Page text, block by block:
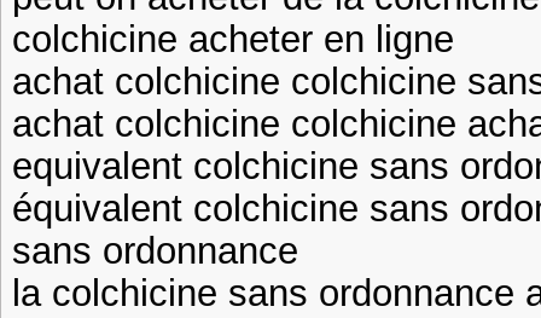
colchicine acheter en ligne
achat colchicine colchicine
achat colchicine colchicine
equivalent colchicine sans
équivalent colchicine sans
sans ordonnance
la colchicine sans ordonnance